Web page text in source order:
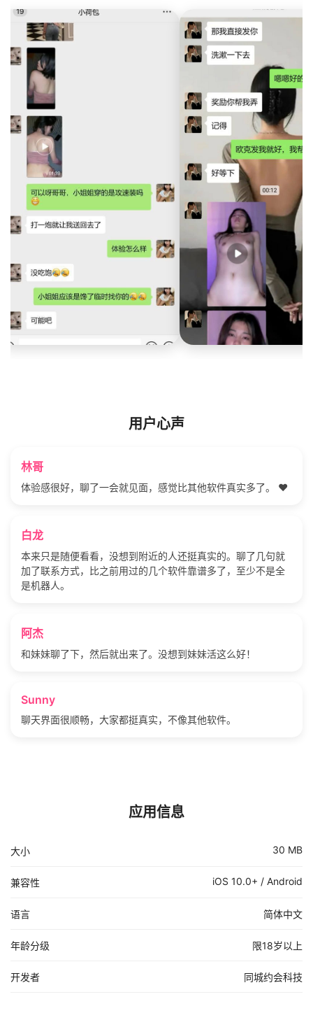
用户心声
林哥
体验感很好，聊了一会就见面，感觉比其他软件真实多了。 ❤️
白龙
本来只是随便看看，没想到附近的人还挺真实的。聊了几句就
加了联系方式，比之前用过的几个软件靠谱多了，至少不是全
是机器人。
阿杰
和妹妹聊了下，然后就出来了。没想到妹妹活这么好！
Sunny
聊天界面很顺畅，大家都挺真实，不像其他软件。
应用信息
大小 30 MB
兼容性 iOS 10.0+ / Android
语言 简体中文
年龄分级 限18岁以上
开发者 同城约会科技